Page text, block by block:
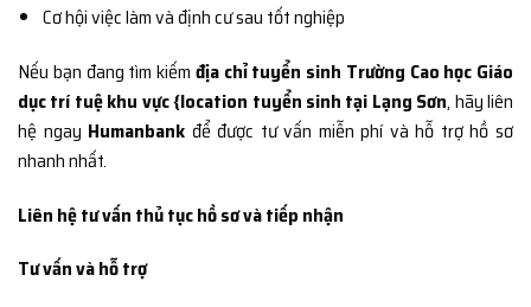
Cơ hội việc làm và định cư sau tốt nghiệp
Nếu bạn đang tìm kiếm địa chỉ tuyển sinh Trường Cao học Giáo
dục trí tuệ khu vực {location tuyển sinh tại Lạng Sơn, hãy liên
hệ ngay Humanbank để được tư vấn miễn phí và hỗ trợ hồ sơ
nhanh nhất.
Liên hệ tư vấn thủ tục hồ sơ và tiếp nhận
Tư vấn và hỗ trợ